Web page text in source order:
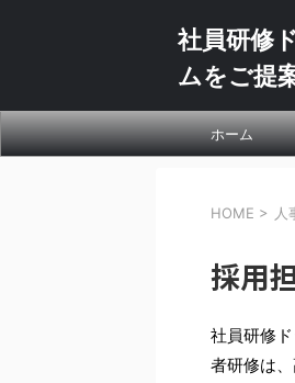
社員研修
ムをご提
ホーム
HOME > 人
採用
社員研修
者研修は